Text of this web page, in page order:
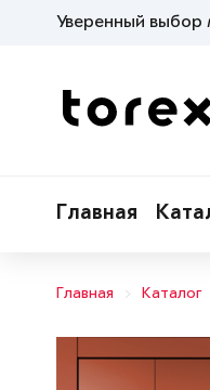
Уверенный выбор
Главная
Главная Каталог